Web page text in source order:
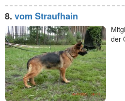
8. vom Straufhain
der